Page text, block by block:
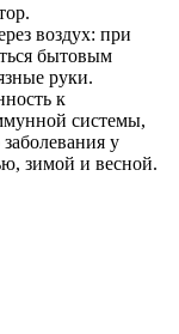
воздух: при
бытовым
руки.
к
системы,
у
зимой и весной.